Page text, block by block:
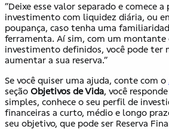
“Deixe esse valor separado e comece a
investimento com liquidez diária, ou
poupança, caso tenha uma
ferramenta. Aí sim, com um montante
investimento definidos, você pode ter
aumentar a sua reserva.”
Se você quiser uma ajuda, conte com o
seção Objetivos de Vida, você
simples, conhece o seu perfil de
financeiras a curto, médio e longo
seu objetivo, que pode ser Reserva